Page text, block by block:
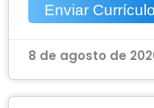
Enviar
8 de agosto de